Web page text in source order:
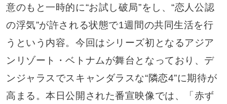
意のもと一時的に“お試し破局”をし、“恋人公認
の浮気”が許される状態で1週間の共同生活を行
うという内容。今回はシリーズ初となるアジア
ンリゾート・ベトナムが舞台となっており、デ
ンジャラスでスキャンダラスな“隣恋4”に期待が
高まる。本日公開された番宣映像では、「赤ず